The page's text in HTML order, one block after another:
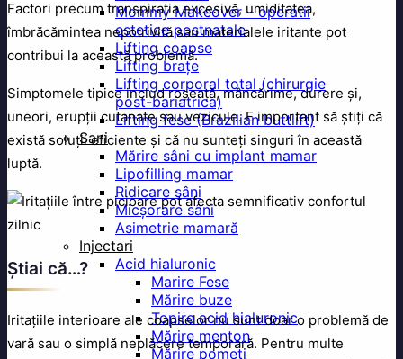
Mommy Makeover – operatii
estetice postnatale
Lifting coapse
Lifting brațe
Lifting corporal total (chirurgie
post-bariatrica)
Lifting fese (Brazilian buttlift)
Sani
Mărire sâni cu implant mamar
Lipofilling mamar
Ridicare sâni
Micșorare sâni
Asimetrie mamară
Injectari
Acid hialuronic
Marire Fese
Mărire buze
Topire acid hialuronic
Mărire menton
Mărire pomeți
Factori precum transpirația excesivă, umiditatea,
îmbrăcămintea nepotrivită sau materialele iritante pot
contribui la această problemă.
Simptomele tipice includ roșeață, mâncărime, durere și,
uneori, erupții cutanate sau vezicule. E important să știți că
există soluții eficiente și că nu sunteți singuri în această
luptă.
Știai că…?
Iritațiile interioare ale coapselor nu sunt doar o problemă de
vară sau o simplă neplăcere temporară. Pentru multe